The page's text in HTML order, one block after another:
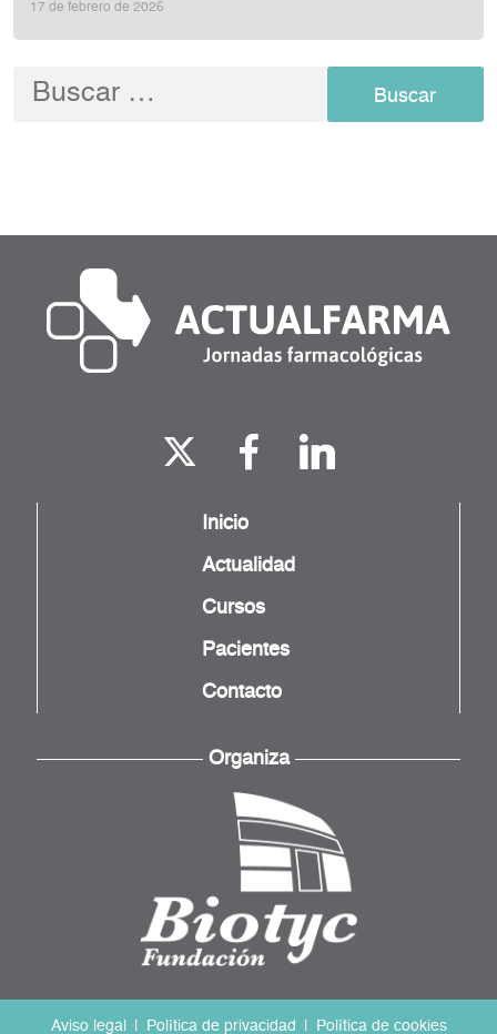
17 de febrero de 2026
Buscar:
Inicio
Actualidad
Cursos
Pacientes
Contacto
Organiza
Aviso legal Política de privacidad Política de cookies